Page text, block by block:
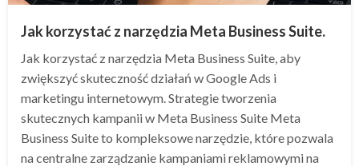
Jak korzystać z narzędzia Meta Business Suite.
Jak korzystać z narzędzia Meta Business Suite, aby
zwiększyć skuteczność działań w Google Ads i
marketingu internetowym. Strategie tworzenia
skutecznych kampanii w Meta Business Suite Meta
Business Suite to kompleksowe narzędzie, które pozwala
na centralne zarządzanie kampaniami reklamowymi na